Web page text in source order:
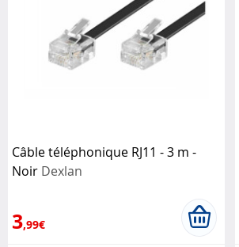
Câble téléphonique RJ11 - 3 m -
Noir Dexlan
3,99€